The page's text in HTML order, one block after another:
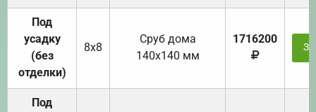
Под
усадку
(без
отделки)
8х8
Cруб дома
140х140 мм
1716200
Под